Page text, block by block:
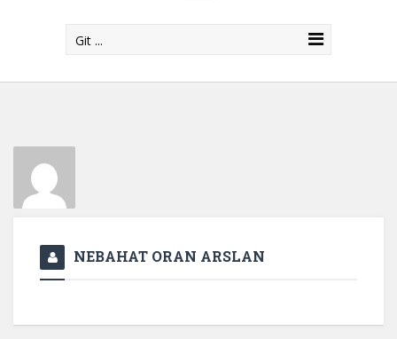
Git ...
NEBAHAT ORAN ARSLAN